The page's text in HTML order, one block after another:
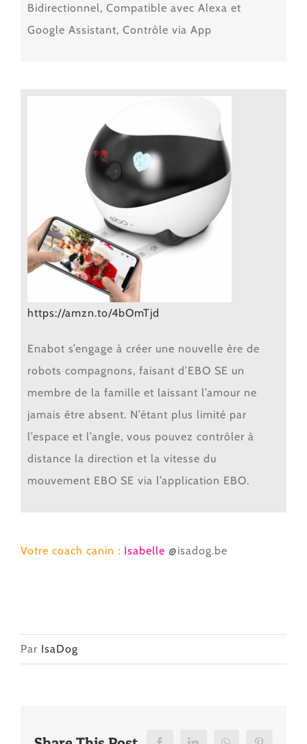
Bidirectionnel, Compatible avec Alexa et
Google Assistant, Contrôle via App
https://amzn.to/4bOmTjd
Enabot s’engage à créer une nouvelle ère de
robots compagnons, faisant d’EBO SE un
membre de la famille et laissant l’amour ne
jamais être absent. N’étant plus limité par
l’espace et l’angle, vous pouvez contrôler à
distance la direction et la vitesse du
mouvement EBO SE via l’application EBO.
Votre coach canin : Isabelle @isadog.be
Par IsaDog